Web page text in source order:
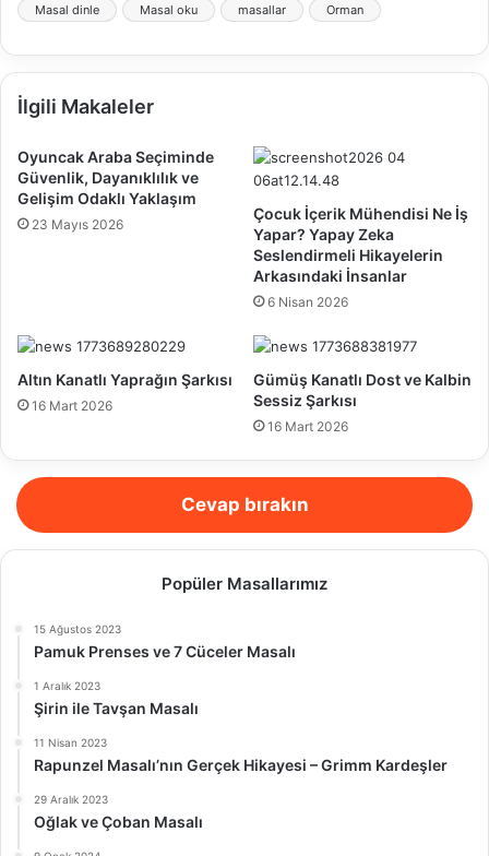
Masal dinle
Masal oku masallar Orman
İlgili Makaleler
Oyuncak Araba Seçiminde
Güvenlik, Dayanıklılık ve
Gelişim Odaklı Yaklaşım
23 Mayıs 2026
Çocuk İçerik Mühendisi Ne İş
Yapar? Yapay Zeka
Seslendirmeli Hikayelerin
Arkasındaki İnsanlar
6 Nisan 2026
Altın Kanatlı Yaprağın Şarkısı
16 Mart 2026
Gümüş Kanatlı Dost ve Kalbin
Sessiz Şarkısı
16 Mart 2026
Cevap bırakın
Popüler Masallarımız
15 Ağustos 2023
Pamuk Prenses ve 7 Cüceler Masalı
1 Aralık 2023
Şirin ile Tavşan Masalı
11 Nisan 2023
Rapunzel Masalı’nın Gerçek Hikayesi – Grimm Kardeşler
29 Aralık 2023
Oğlak ve Çoban Masalı